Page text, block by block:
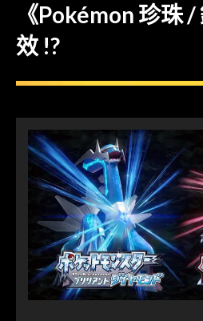
《Pokémon 珍珠
效 !?